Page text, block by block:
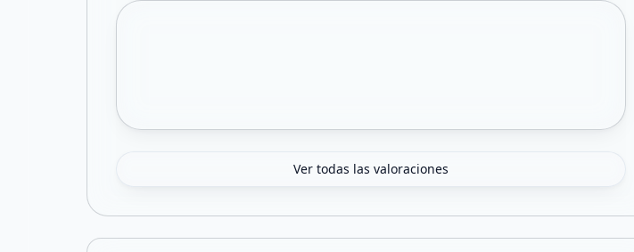
Ver todas las valoraciones